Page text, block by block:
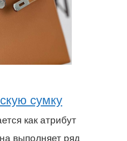
сумку
как атрибут
выполняет ряд